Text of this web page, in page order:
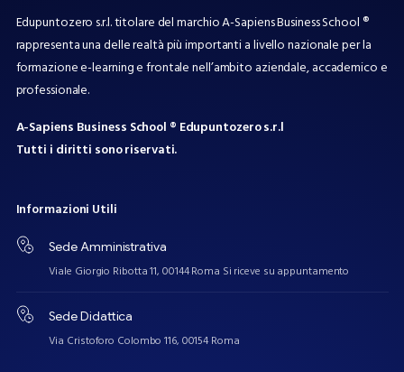
Edupuntozero s.r.l. titolare del marchio A-Sapiens Business School ®
rappresenta una delle realtà più importanti a livello nazionale per la
formazione e-learning e frontale nell’ambito aziendale, accademico e
professionale.
A-Sapiens Business School ® Edupuntozero s.r.l
Tutti i diritti sono riservati.
Informazioni Utili
Sede Amministrativa
Viale Giorgio Ribotta 11, 00144 Roma Si riceve su appuntamento
Sede Didattica
Via Cristoforo Colombo 116, 00154 Roma